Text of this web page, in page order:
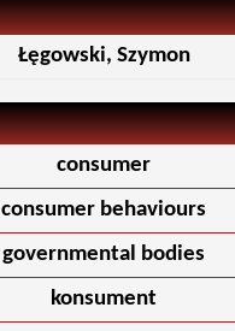
Łęgowski, Szymon
consumer
consumer behaviours
governmental bodies
konsument